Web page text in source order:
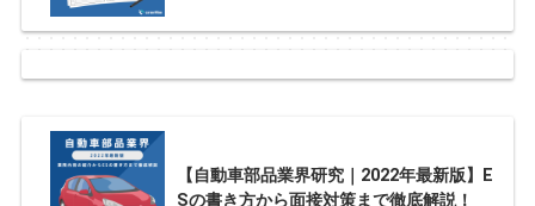
【自動車部品業界研究｜2022年最新版】E
Sの書き方から面接対策まで徹底解説！